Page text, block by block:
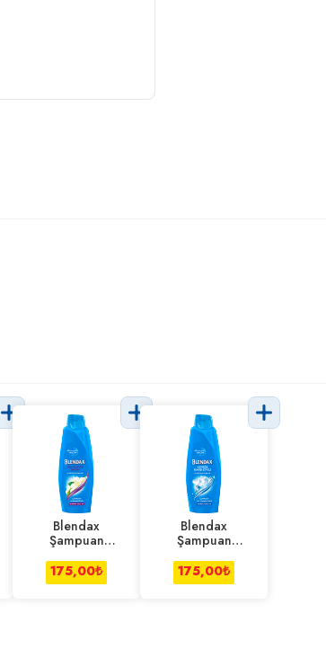
Blendax
Şampuan
500 ml
175,00₺
Blendax
Şampuan
500 ml
175,00₺